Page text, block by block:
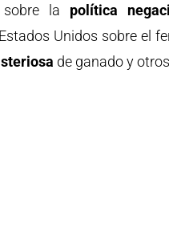
la política
Unidos sobre el
de ganado y